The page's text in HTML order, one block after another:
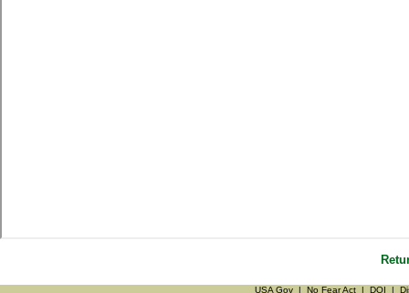
USA Gov | No Fear Act | DOI |